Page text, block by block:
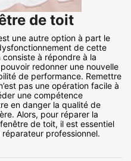
de toit
une autre option à part le
de cette
à répondre à la
redonner une nouvelle
de performance. Remettre
pas une opération facile à
une compétence
en danger la qualité de
Alors, pour réparer la
de toit, il est essentiel
professionnel.